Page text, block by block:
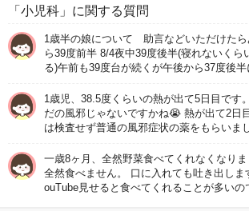
「小児科」に関する質問
1歳半の娘について 助言などいただけたら
ら39度前半 8/4夜中39度後半(寝れないく
る)午前も39度台が続くが午後から37度後
1歳児、38.5度くらいの熱が出て5日目です
だの風邪じゃないですかね😭 熱が出て2日
は検査せず普通の風邪症状の薬をもらい
一歳8ヶ月、全然野菜食べてくれなくなり
全然食べません。 口に入れても吐き出し
ouTube見せると食べてくれることが多い